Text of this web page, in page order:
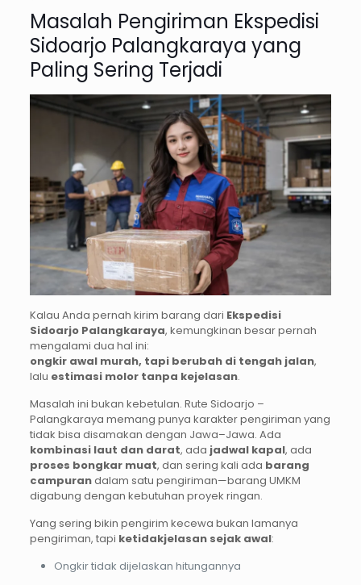
Masalah Pengiriman Ekspedisi
Sidoarjo Palangkaraya yang
Paling Sering Terjadi
Kalau Anda pernah kirim barang dari Ekspedisi
Sidoarjo Palangkaraya, kemungkinan besar pernah
mengalami dua hal ini:
ongkir awal murah, tapi berubah di tengah jalan,
lalu estimasi molor tanpa kejelasan.
Masalah ini bukan kebetulan. Rute Sidoarjo –
Palangkaraya memang punya karakter pengiriman yang
tidak bisa disamakan dengan Jawa–Jawa. Ada
kombinasi laut dan darat, ada jadwal kapal, ada
proses bongkar muat, dan sering kali ada barang
campurandalam satu pengiriman—barang UMKM
digabung dengan kebutuhan proyek ringan.
Yang sering bikin pengirim kecewa bukan lamanya
pengiriman, tapi ketidakjelasan sejak awal:
Ongkir tidak dijelaskan hitungannya